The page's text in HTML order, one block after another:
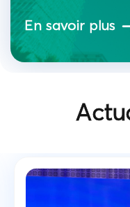
En savoir plus